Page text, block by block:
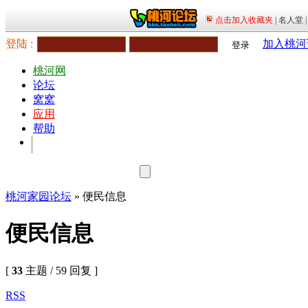
登陆 : 登录 加入桃
桃河网
论坛
窝窝
应用
帮助
桃河家园论坛 » 便民信息
便民信息
[ 33 主题 / 59 回复 ]
RSS